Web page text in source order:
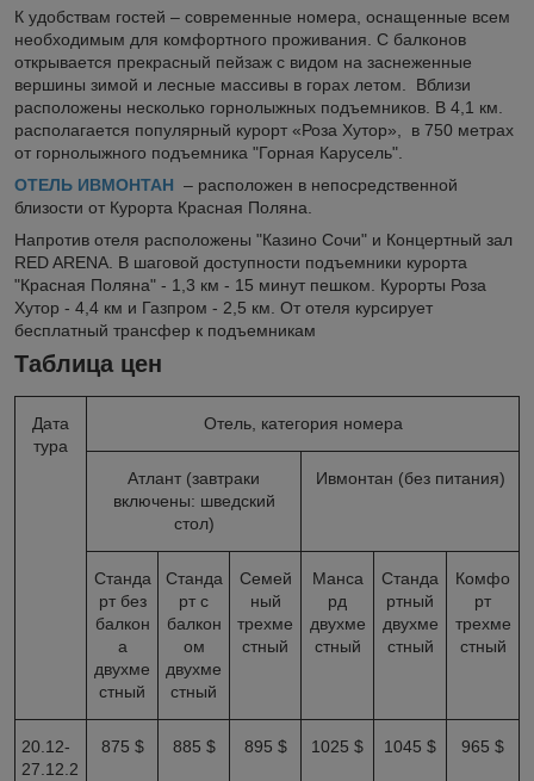
К удобствам гостей – современные номера, оснащенные всем
необходимым для комфортного проживания. С балконов
открывается прекрасный пейзаж с видом на заснеженные
вершины зимой и лесные массивы в горах летом. Вблизи
расположены несколько горнолыжных подъемников. В 4,1 км.
располагается популярный курорт «Роза Хутор», в 750 метрах
от горнолыжного подъемника "Горная Карусель".
ОТЕЛЬ ИВМОНТАН – расположен в непосредственной
близости от Курорта Красная Поляна.
Напротив отеля расположены "Казино Сочи" и Концертный зал
RED ARENA. В шаговой доступности подъемники курорта
"Красная Поляна" - 1,3 км - 15 минут пешком. Курорты Роза
Хутор - 4,4 км и Газпром - 2,5 км. От отеля курсирует
бесплатный трансфер к подъемникам
Таблица цен
Дата
тура
Отель, категория номера
Атлант (завтраки
включены: шведский
стол)
Ивмонтан (без питания)
Станда
рт без
балкон
а
двухме
стный
Станда
рт с
балкон
ом
двухме
стный
Семей
ный
трехме
стный
Манса
рд
двухме
стный
Станда
ртный
двухме
стный
Комфо
рт
трехме
стный
20.12-
27.12.2
875 $ 885 $ 895 $ 1025 $ 1045 $ 965 $